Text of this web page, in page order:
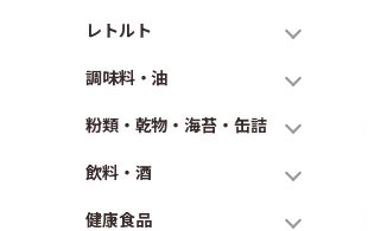
レトルト
調味料・油
粉類・乾物・海苔・缶詰
飲料・酒
健康食品